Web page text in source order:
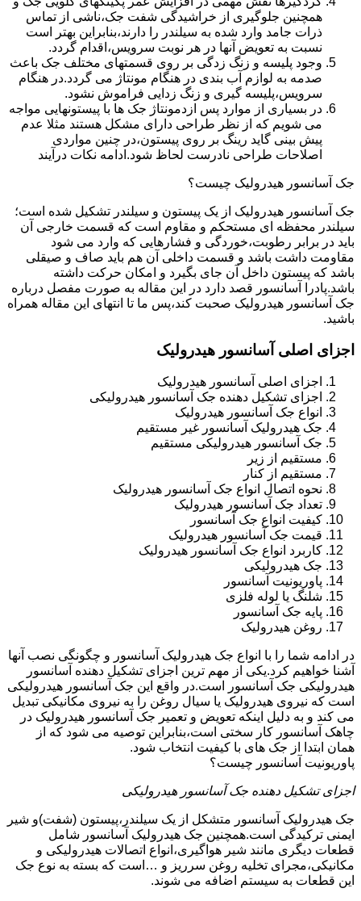
همچنین جلوگیری از خراشیدگی شفت جک،ناشی از تماس
ذرات جامد وارد شده به سیلندر را دارند،بنابراین بهتر است
نسبت به تعویض آنها در هر نوبت سرویس،اقدام گردد.
وجود پلیسه و زنگ زدگی بر روی قسمتهای مختلف جک باعث
صدمه به لوازم آب بندی در هنگام مونتاژ می گردد.در هنگام
سرویس،پلیسه گیری و زنگ زدایی فراموش نشود.
در بسیاری از موارد پس ازدمونتاژ جک ها با پیستونهایی مواجه
می شویم که از نظر طراحی دارای مشکل هستند مثلا عدم
پیش بینی گاید رینگ بر روی پیستون،در چنین مواردی
اصلاحات طراحی نادرست لحاظ شود.ادامه نکات درآیند
جک آسانسور هیدرولیک چیست؟
جک آسانسور هیدرولیک از یک پیستون و سیلندر تشکیل شده است؛
سیلندر محفظه ای مستحکم و مقاوم است که قسمت خارجی آن
باید در برابر رطوبت،خوردگی و فشارهایی که وارد می شود
مقاومت داشت باشد و قسمت داخلی آن هم باید صاف و صیقلی
باشد که پیستون داخل آن جای بگیرد و امکان حرکت داشته
باشد.پادرا آسانسور قصد دارد در این مقاله به صورت مفصل درباره
جک آسانسور هیدرولیک صحبت کند،پس ما تا انتهای این مقاله همراه
باشید.
اجزای اصلی آسانسور هیدرولیک
اجزای اصلی آسانسور هیدرولیک
اجزای تشکیل دهنده جک آسانسور هیدرولیکی
انواع جک آسانسور هیدرولیک
جک هیدرولیک آسانسور غیر مستقیم
جک آسانسور هیدرولیکی مستقیم
مستقیم از زیر
مستقیم از کنار
نحوه اتصال انواع جک آسانسور هیدرولیک
تعداد جک آسانسور هیدرولیک
کیفیت انواع جک آسانسور
قیمت جک آسانسور هیدرولیک
کاربرد انواع جک آسانسور هیدرولیک
جک هیدرولیکی
پاوریونیت آسانسور
شلنگ یا لوله فلزی
پایه جک آسانسور
روغن هیدرولیک
در ادامه شما را با انواع جک هیدرولیک آسانسور و چگونگی نصب آنها
آشنا خواهیم کرد.یکی از مهم ترین اجزای تشکیل دهنده آسانسور
هیدرولیکی جک آسانسور است.در واقع این جک آسانسور هیدرولیکی
است که نیروی هیدرولیک یا سیال روغن را به نیروی مکانیکی تبدیل
می کند و به دلیل اینکه تعویض و تعمیر جک آسانسور هیدرولیک در
چاهک آسانسور کار سختی است،بنابراین توصیه می شود که از
همان ابتدا از جک های با کیفیت انتخاب شود.
پاوریونیت آسانسور چیست؟
اجزای تشکیل دهنده جک آسانسور هیدرولیکی
جک هیدرولیک آسانسور متشکل از یک سیلندر،پیستون (شفت)و شیر
ایمنی ترکیدگی است.همچنین جک هیدرولیک آسانسور شامل
قطعات دیگری مانند شیر هواگیری،انواع اتصالات هیدرولیکی و
مکانیکی،مجرای تخلیه روغن سرریز و …است که بسته به نوع جک
این قطعات به سیستم اضافه می شوند.